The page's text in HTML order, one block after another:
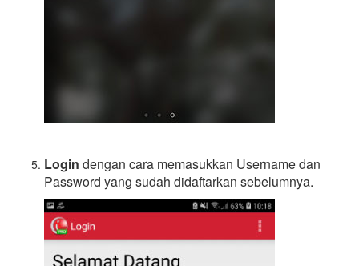
Login dengan cara memasukkan Username dan
Password yang sudah didaftarkan sebelumnya.